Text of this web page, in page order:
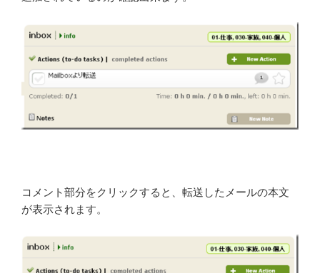
コメント部分をクリックすると、転送したメールの本文
が表示されます。